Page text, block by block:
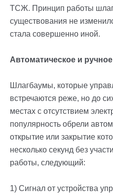
ТСЖ. Принцип работы
существования не
стала совершенно иной.
Автоматическое и
Шлагбаумы, которые
встречаются реже, но до
местах с отсутствием
популярность обрели
открытие или закрытие
несколько секунд без
работы, следующий:
1) Сигнал от устройства